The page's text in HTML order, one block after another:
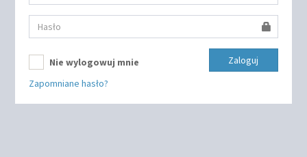
Nie wylogowuj mnie
Zaloguj
Zapomniane hasło?